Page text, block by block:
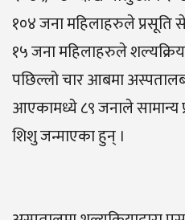
१०४ जना महिलाहरुले प्रसूति
१५ जना महिलाहरुले
पछिल्लो चार आबमा
आएकामध्ये ८९ जनाले सामान्य
शिशु जन्माएका हुन् ।